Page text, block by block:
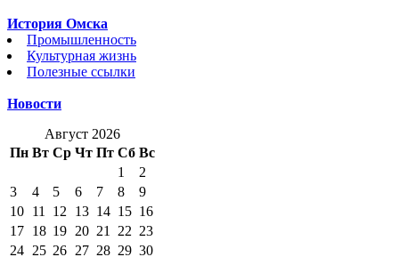
История Омска
Промышленность
Культурная жизнь
Полезные ссылки
Новости
Август 2026
Пн Вт Ср Чт Пт Сб Вс
1
2
3
4 5 6 7 8
9
10 11 12 13 14 15 16
17 18 19 20 21 22 23
24 25 26 27 28 29 30